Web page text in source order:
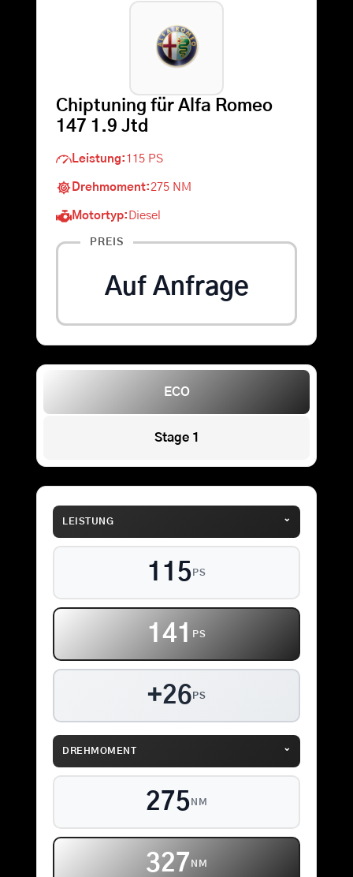
Warenkorb
Chiptuning für Alfa Romeo
147 1.9 Jtd
Leistung: 115 PS
Drehmoment: 275 NM
Motortyp: Diesel
PREIS
Auf Anfrage
ECO
Stage 1
LEISTUNG ⌄
115 PS
141 PS
+26 PS
DREHMOMENT ⌄
275 NM
327 NM